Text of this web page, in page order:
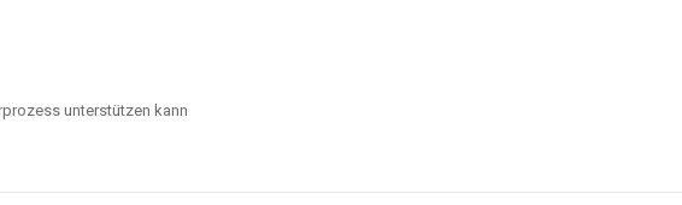
unterstützen kann